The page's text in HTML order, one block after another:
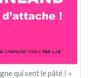
qui sent le pâté ! »